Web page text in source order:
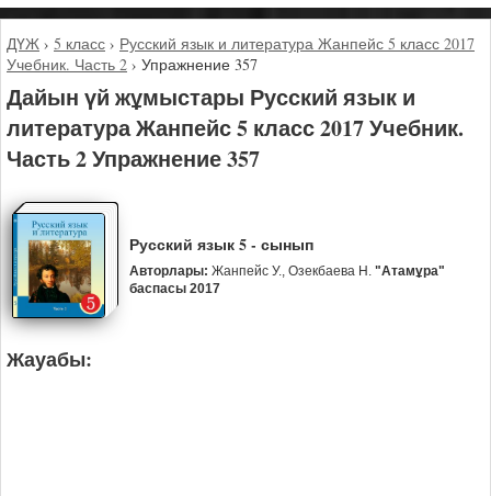
ДҮЖ › 5 класс › Русский язык и литература Жанпейс 5 класс 2017
Учебник. Часть 2 › Упражнение 357
Дайын үй жұмыстары Русский язык и
литература Жанпейс 5 класс 2017 Учебник.
Часть 2 Упражнение 357
Русский язык 5 - сынып
Авторлары: Жанпейс У., Озекбаева Н. "Атамұра"
баспасы 2017
Жауабы: